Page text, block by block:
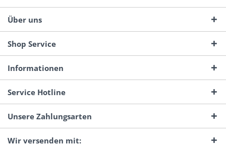
Über uns
Shop Service
Informationen
Service Hotline
Unsere Zahlungsarten
Wir versenden mit: